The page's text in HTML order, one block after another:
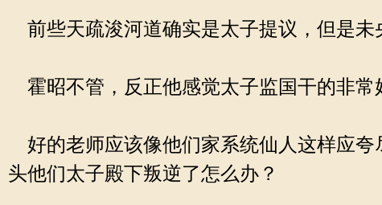
前些天疏浚河道确实是太子提议，但是未
霍昭不管，反正他感觉太子监国干的非常
好的老师应该像他们家系统仙人这样应夸
头他们太子殿下叛逆了怎么办？